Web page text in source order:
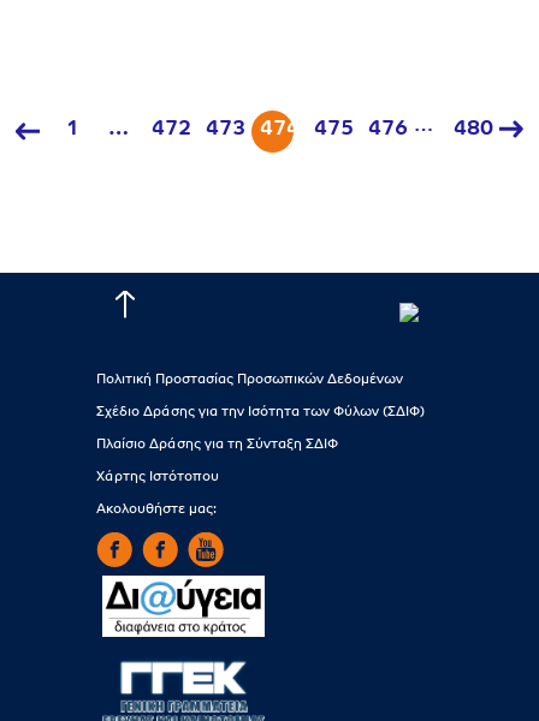
1 … 472 473 474 475 476 … 480
Πολιτική Προστασίας Προσωπικών Δεδομένων
Σχέδιο Δράσης για την Ισότητα των Φύλων (ΣΔΙΦ)
Πλαίσιο Δράσης για τη Σύνταξη ΣΔΙΦ
Χάρτης Ιστότοπου
Ακολουθήστε μας: